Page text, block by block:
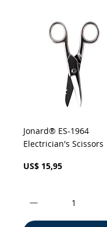
Visualização rápida
Jonard® ES-1964
Electrician's Scissors
Preço
US$ 15,95